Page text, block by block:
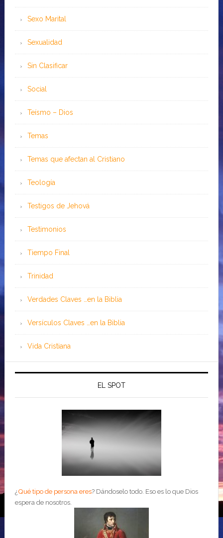
Sexo Marital
Sexualidad
Sin Clasificar
Social
Teísmo – Dios
Temas
Temas que afectan al Cristiano
Teología
Testigos de Jehová
Testimonios
Tiempo Final
Trinidad
Verdades Claves …en la Biblia
Versículos Claves …en la Biblia
Vida Cristiana
EL SPOT
¿Qué tipo de persona eres? Dándoselo todo. Eso es lo que Dios
espera de nosotros.